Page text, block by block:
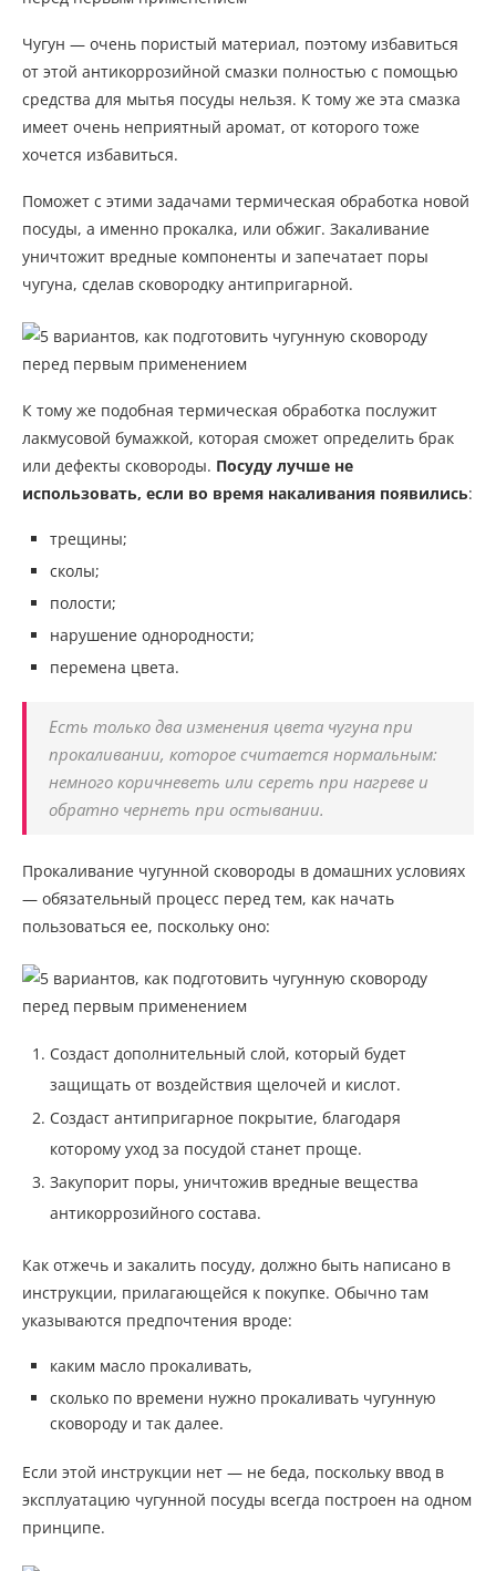
Чугун — очень пористый материал, поэтому избавиться
от этой антикоррозийной смазки полностью с помощью
средства для мытья посуды нельзя. К тому же эта смазка
имеет очень неприятный аромат, от которого тоже
хочется избавиться.
Поможет с этими задачами термическая обработка новой
посуды, а именно прокалка, или обжиг. Закаливание
уничтожит вредные компоненты и запечатает поры
чугуна, сделав сковородку антипригарной.
К тому же подобная термическая обработка послужит
лакмусовой бумажкой, которая сможет определить брак
или дефекты сковороды. Посуду лучше не
использовать, если во время накаливания появились:
трещины;
сколы;
полости;
нарушение однородности;
перемена цвета.
Есть только два изменения цвета чугуна при
прокаливании, которое считается нормальным:
немного коричневеть или сереть при нагреве и
обратно чернеть при остывании.
Прокаливание чугунной сковороды в домашних условиях
— обязательный процесс перед тем, как начать
пользоваться ее, поскольку оно:
Создаст дополнительный слой, который будет
защищать от воздействия щелочей и кислот.
Создаст антипригарное покрытие, благодаря
которому уход за посудой станет проще.
Закупорит поры, уничтожив вредные вещества
антикоррозийного состава.
Как отжечь и закалить посуду, должно быть написано в
инструкции, прилагающейся к покупке. Обычно там
указываются предпочтения вроде:
каким масло прокаливать,
сколько по времени нужно прокаливать чугунную
сковороду и так далее.
Если этой инструкции нет — не беда, поскольку ввод в
эксплуатацию чугунной посуды всегда построен на одном
принципе.